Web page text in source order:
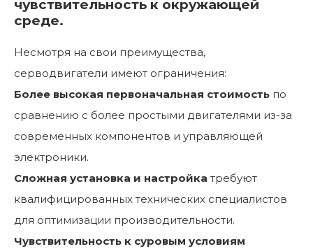
чувствительность к окружающей
среде.
Несмотря на свои преимущества,
серводвигатели имеют ограничения:
Более высокая первоначальная стоимость по
сравнению с более простыми двигателями из-за
современных компонентов и управляющей
электроники.
Сложная установка и настройка требуют
квалифицированных технических специалистов
для оптимизации производительности.
Чувствительность к суровым условиям